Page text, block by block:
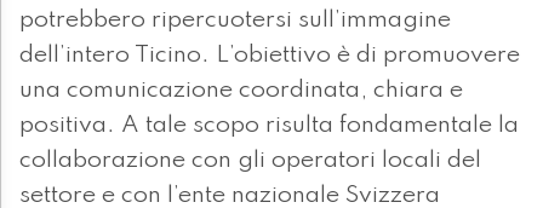
potrebbero ripercuotersi sull’immagine
dell’intero Ticino. L’obiettivo è di promuovere
una comunicazione coordinata, chiara e
positiva. A tale scopo risulta fondamentale la
collaborazione con gli operatori locali del
settore e con l’ente nazionale Svizzera